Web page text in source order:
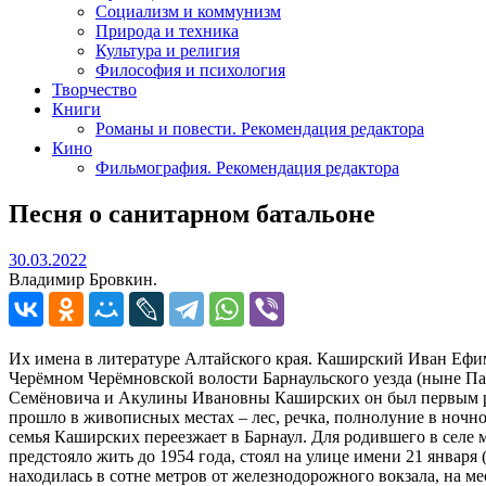
Социализм и коммунизм
Природа и техника
Культура и религия
Философия и психология
Творчество
Книги
Романы и повести. Рекомендация редактора
Кино
Фильмография. Рекомендация редактора
Песня о санитарном батальоне
30.03.2022
Владимир Бровкин.
Их имена в литературе Алтайского края. Каширский Иван Ефимович к 100-летию со дня рождения. Малая родина Ивана Ефимовича Каширского (1922–1992) – Алтайский край. Здесь в селе Черёмном Черёмновской волости Барнаульского уезда (ныне Павловский район) 22 февраля 1922 года родился будущий поэт и журналист. В семье бухгалтера «Алтайлесхоза» Ефима Семёновича и Акулины Ивановны Каширских он был первым ребёнком, а потому к крестьянскому труду был приучен с отроческих лет. Босоногое и заполонённое трудовыми буднями детство прошло в живописных местах – лес, речка, полнолуние в ночном у костра, завораживающие восходы и закаты. Всё это позднее будет отражено в лирических стихах. В середине 1930-х годов семья Каширских переезжает в Барнаул. Для родившего в селе мальчишки город – новый мир. Автомобили, заводы, паровозы. Кстати, о паровозах. Дом, в котором Ивану Ефимовичу предстояло жить до 1954 года, стоял на улице имени 21 января (современный адрес – проспект Строителей, 77) рядом с железной дорогой, а школа № 104, в которой учился Иван Ефимович, находилась в сотне метров от железнодорожного вокзала, на месте, где сейчас располагается мемориал Победы. Так что диковинка века – паровоз, постоянно был на слуху и на виду. Поскольку родители были поглощены домашними хлопотами, Иван, на правах старшего, водил брата Владимира, который был на пять лет младше его, в школу и, соответственно, большей частью занимался его воспитанием. И, видимо, делал это правильно – после окончания школы Владимир поступил в военно-морское училище, службу проходил на атомной подводной лодке, в звании капитана третьего ранга вышел в отставку. В 1941 году Иван Каширский окончил школу, и был призван в Рабоче-Крестьянскую Красную Армию, но на фронт сразу не попал, а был направлен в Новосибирское военно-медицинское училище. После окончания курсов в звании лейтенанта медицинской службы получил направление на передовую. Воевать довелось на разных фронтах, но более всего запомнилось участие в Курской битве, где Иван был тяжело контужен. Шесть месяцев пришлось ему провести в госпитале города Шадрино. Второе яркое воспоминание – освобождение Праги в составе 4-й Гвардейской таковой армии под командованьем генерала Д. Д. Лелюшенко. В плотном фронтовом темпе жизни Иван Ефимович определил дело дальнейшей жизни – журналистику. С чем был связан этот выбор? К сожалению, об этом он не оставил ни письменных, ни устных объяснений. Но именно во фронтовых газетах были опубликованы его первые статьи. Интересно и то, что именно тогда Иван Каширский и взял себе псевдоним – имя, с которым и пройдёт всю оставшуюся жизнь, под которым и буду знать журналиста Каширского – Евгений. В апреле 1944 года в жизни Ивана Ефимовича произошло ещё одно знаменательное для тех лет событие – он был принят в ВКП(б). В те годы стать коммунистом было не только почётно, но и ответственно. И принимали в партию только после двух кандидатских лет, с наличием обязательных рекомендаций от коммунистов со стажем. Во время войны Иван Ефимович был награждён орденом «Отечественной войны 2-й степени» и двумя медалями – «За боевые заслуги» и «За освобождение Праги». Демобилизовавшись в 1947 году, Иван Ефимович поступает на исторический факультет Барнаульского педагогического института, где все